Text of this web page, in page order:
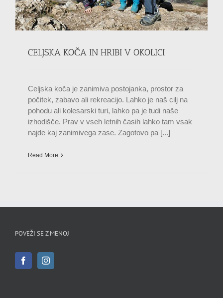
CELJSKA KOČA IN HRIBI V OKOLICI
Celjska koča je zanimiva postojanka, prostor za
počitek, zabavo ali rekreacijo. Lahko je naš cilj na
pohodu ali kolesarski turi, lahko pa je tudi naše
izhodišče. Prav v vseh letnih časih lahko tam vsak
najde kaj zanimivega zase. Zagotovo pa [...]
Read More
POVEŽI SE Z MENOJ